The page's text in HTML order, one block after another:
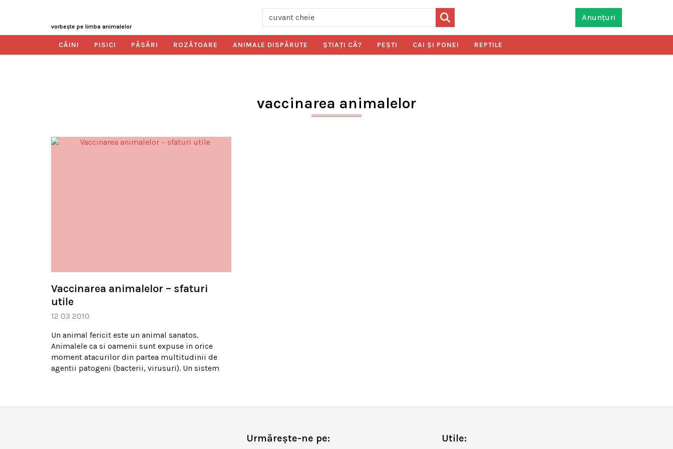
vorbeşte pe limba animalelor
Anunțuri
CÂINI PISICI PĂSĂRI ROZĂTOARE ANIMALE DISPĂRUTE ŞTIAŢI CĂ? PEŞTI CAI ŞI PONEI REPTILE
vaccinarea animalelor
Vaccinarea animalelor – sfaturi
utile
12 03 2010
Un animal fericit este un animal sanatos.
Animalele ca si oamenii sunt expuse in orice
moment atacurilor din partea multitudinii de
agentii patogeni (bacterii, virusuri). Un sistem
Urmărește-ne pe: Utile: